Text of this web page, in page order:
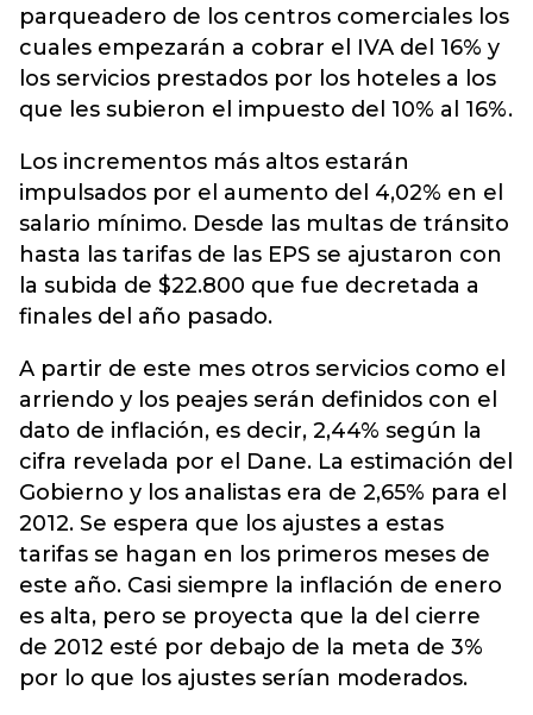
parqueadero de los centros comerciales los
cuales empezarán a cobrar el IVA del 16% y
los servicios prestados por los hoteles a los
que les subieron el impuesto del 10% al 16%.
Los incrementos más altos estarán
impulsados por el aumento del 4,02% en el
salario mínimo. Desde las multas de tránsito
hasta las tarifas de las EPS se ajustaron con
la subida de $22.800 que fue decretada a
finales del año pasado.
A partir de este mes otros servicios como el
arriendo y los peajes serán definidos con el
dato de inflación, es decir, 2,44% según la
cifra revelada por el Dane. La estimación del
Gobierno y los analistas era de 2,65% para el
2012. Se espera que los ajustes a estas
tarifas se hagan en los primeros meses de
este año. Casi siempre la inflación de enero
es alta, pero se proyecta que la del cierre
de 2012 esté por debajo de la meta de 3%
por lo que los ajustes serían moderados.